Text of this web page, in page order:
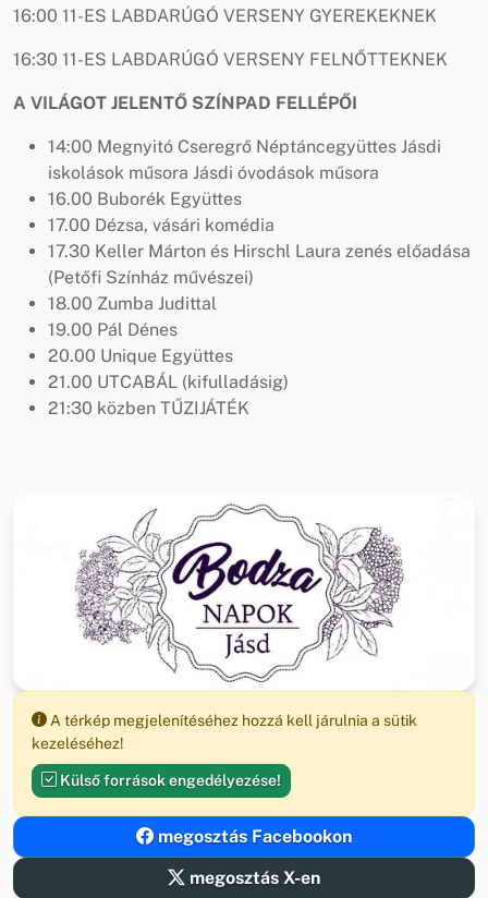
16:00 11-ES LABDARÚGÓ VERSENY GYEREKEKNEK
16:30 11-ES LABDARÚGÓ VERSENY FELNŐTTEKNEK
A VILÁGOT JELENTŐ SZÍNPAD FELLÉPŐI
14:00 Megnyitó Cseregrő Néptáncegyüttes Jásdi
iskolások műsora Jásdi óvodások műsora
16.00 Buborék Együttes
17.00 Dézsa, vásári komédia
17.30 Keller Márton és Hirschl Laura zenés előadása
(Petőfi Színház művészei)
18.00 Zumba Judittal
19.00 Pál Dénes
20.00 Unique Együttes
21.00 UTCABÁL (kifulladásig)
21:30 közben TŰZIJÁTÉK
A térkép megjelenítéséhez hozzá kell járulnia a sütik
kezeléséhez!
Külső források engedélyezése!
megosztás Facebookon
megosztás X-en